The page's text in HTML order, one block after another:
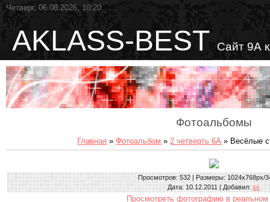
Четверг, 06.08.2026, 10:20
AKLASS-BEST Сайт 9А
Фотоальбомы
Главная »Фотоальбом »2 четверть 6А » Весёлые
Просмотров: 532 | Размеры: 1024x768px/
Дата: 10.12.2011 | Добавил:sv
Просмотреть фотографию в реальном